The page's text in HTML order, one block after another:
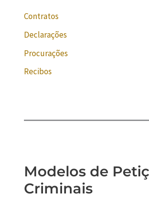
Contratos
Declarações
Procurações
Recibos
Modelos de
Criminais